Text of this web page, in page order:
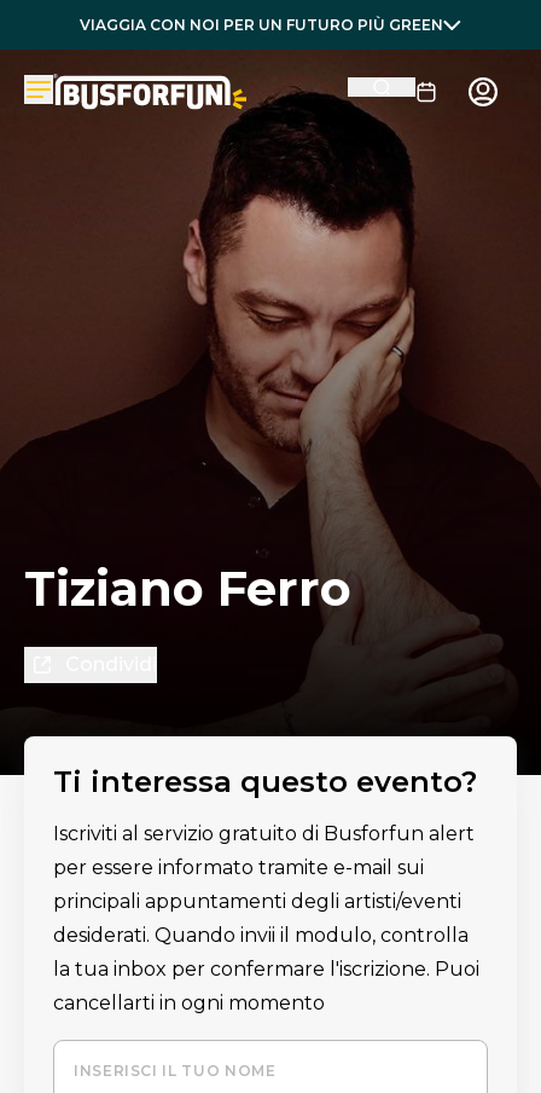
VIAGGIA CON NOI PER UN FUTURO PIÙ GREEN
Tiziano Ferro
Ti interessa questo evento?
Iscriviti al servizio gratuito di Busforfun alert
per essere informato tramite e-mail sui
principali appuntamenti degli artisti/eventi
desiderati. Quando invii il modulo, controlla
la tua inbox per confermare l'iscrizione. Puoi
cancellarti in ogni momento
INSERISCI IL TUO NOME